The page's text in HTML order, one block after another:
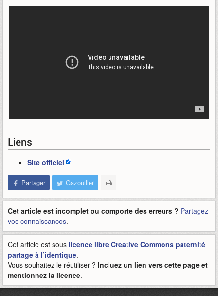
Liens
Site officiel
Partager Gazouiller
Cet article est incomplet ou comporte des erreurs ? Partagez
vos connaissances.
Cet article est sous licence libre Creative Commons paternité
partage à l’identique.
Vous souhaitez le réutiliser ? Incluez un lien vers cette page et
mentionnez la licence.